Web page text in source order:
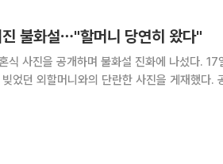
불화설⋯"할머니 당연히 왔다"
진을 공개하며 불화설 진화에 나섰다. 17일 최
던 외할머니와의 단란한 사진을 게재했다. 공개
훈훈함을 안겼다.